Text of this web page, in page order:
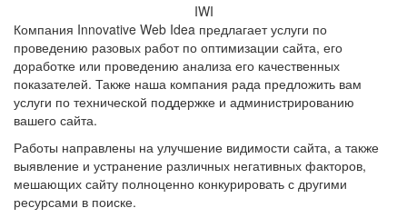
IWI
Компания Innovative Web Idea предлагает услуги по
проведению разовых работ по оптимизации сайта, его
доработке или проведению анализа его качественных
показателей. Также наша компания рада предложить вам
услуги по технической поддержке и администрированию
вашего сайта.
Работы направлены на улучшение видимости сайта, а также
выявление и устранение различных негативных факторов,
мешающих сайту полноценно конкурировать с другими
ресурсами в поиске.